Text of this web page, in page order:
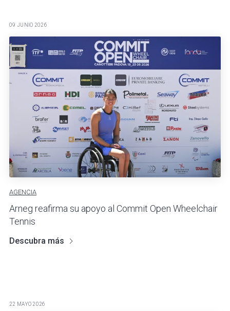
09 JUNIO 2026
AGENCIA
Arneg reafirma su apoyo al Commit Open Wheelchair
Tennis
Descubra más
22 MAYO 2026